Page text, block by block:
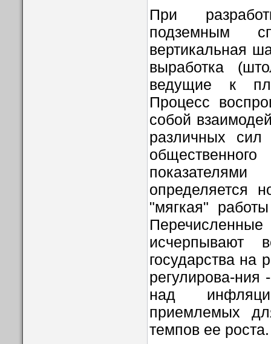
При
подземным
вертикальная
выработка
ведущие к
Процесс
собой
различных сил
определяется
"мягкая"
исчерпывают
государства на
регулирова-ния
над
приемлемых
темпов ее роста.